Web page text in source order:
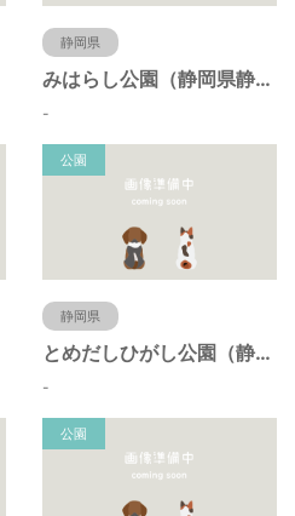
静岡県
みはらし公園（静岡県静岡市）
-
公園
静岡県
とめだしひがし公園（静岡県静岡市）
-
公園